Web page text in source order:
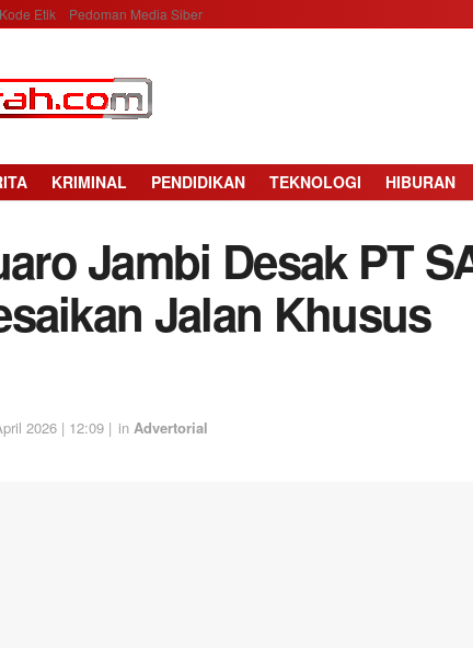
Kode Etik Pedoman Media Siber
KRIMINAL PENDIDIKAN TEKNOLOGI HIBURAN
Jambi Desak PT
Jalan Khusus
2026 | 12:09 | in Advertorial